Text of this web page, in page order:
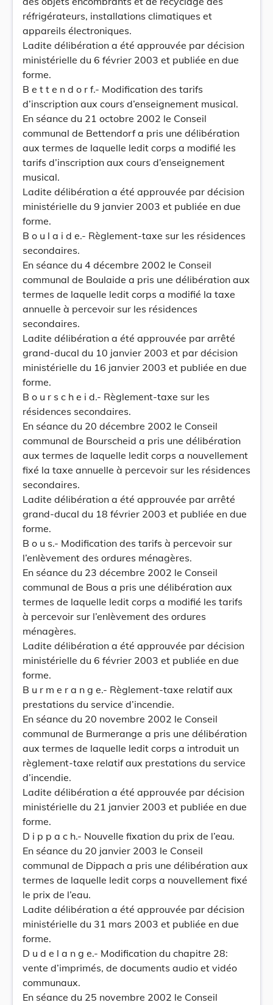
réfrigérateurs, installations climatiques et
appareils électroniques.
Ladite délibération a été approuvée par décision
ministérielle du 6 février 2003 et publiée en due
forme.
B e t t e n d o r f.- Modification des tarifs
d’inscription aux cours d’enseignement musical.
En séance du 21 octobre 2002 le Conseil
communal de Bettendorf a pris une délibération
aux termes de laquelle ledit corps a modifié les
tarifs d’inscription aux cours d’enseignement
musical.
Ladite délibération a été approuvée par décision
ministérielle du 9 janvier 2003 et publiée en due
forme.
B o u l a i d e.- Règlement-taxe sur les résidences
secondaires.
En séance du 4 décembre 2002 le Conseil
communal de Boulaide a pris une délibération aux
termes de laquelle ledit corps a modifié la taxe
annuelle à percevoir sur les résidences
secondaires.
Ladite délibération a été approuvée par arrêté
grand-ducal du 10 janvier 2003 et par décision
ministérielle du 16 janvier 2003 et publiée en due
forme.
B o u r s c h e i d.- Règlement-taxe sur les
résidences secondaires.
En séance du 20 décembre 2002 le Conseil
communal de Bourscheid a pris une délibération
aux termes de laquelle ledit corps a nouvellement
fixé la taxe annuelle à percevoir sur les résidences
secondaires.
Ladite délibération a été approuvée par arrêté
grand-ducal du 18 février 2003 et publiée en due
forme.
B o u s.- Modification des tarifs à percevoir sur
l’enlèvement des ordures ménagères.
En séance du 23 décembre 2002 le Conseil
communal de Bous a pris une délibération aux
termes de laquelle ledit corps a modifié les tarifs
à percevoir sur l’enlèvement des ordures
ménagères.
Ladite délibération a été approuvée par décision
ministérielle du 6 février 2003 et publiée en due
forme.
B u r m e r a n g e.- Règlement-taxe relatif aux
prestations du service d’incendie.
En séance du 20 novembre 2002 le Conseil
communal de Burmerange a pris une délibération
aux termes de laquelle ledit corps a introduit un
règlement-taxe relatif aux prestations du service
d’incendie.
Ladite délibération a été approuvée par décision
ministérielle du 21 janvier 2003 et publiée en due
forme.
D i p p a c h.- Nouvelle fixation du prix de l’eau.
En séance du 20 janvier 2003 le Conseil
communal de Dippach a pris une délibération aux
termes de laquelle ledit corps a nouvellement fixé
le prix de l’eau.
Ladite délibération a été approuvée par décision
ministérielle du 31 mars 2003 et publiée en due
forme.
D u d e l a n g e.- Modification du chapitre 28:
vente d’imprimés, de documents audio et vidéo
communaux.
En séance du 25 novembre 2002 le Conseil